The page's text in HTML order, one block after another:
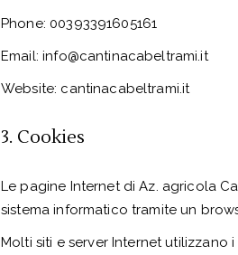
Phone: 00393391605161
Email: info@cantinacabeltrami.it
Website: cantinacabeltrami.it
3. Cookies
Le pagine Internet di Az. agricola
sistema informatico tramite un
Molti siti e server Internet